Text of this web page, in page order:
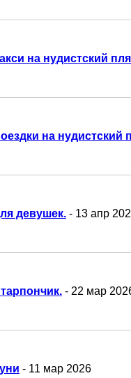
на нудистский
на нудистский
девушек. - 13 апр
- 22 мар
- 11 мар 2026